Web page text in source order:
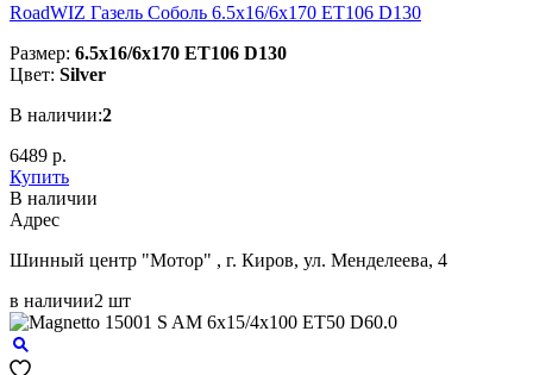
RoadWIZ Газель Соболь 6.5x16/6x170 ET106 D130
Размер: 6.5x16/6x170 ET106 D130
Цвет: Silver
В наличии:2
6489 р.
Купить
В наличии
Aдрес
Шинный центр "Мотор" , г. Киров, ул. Менделеева, 4
в наличии2 шт